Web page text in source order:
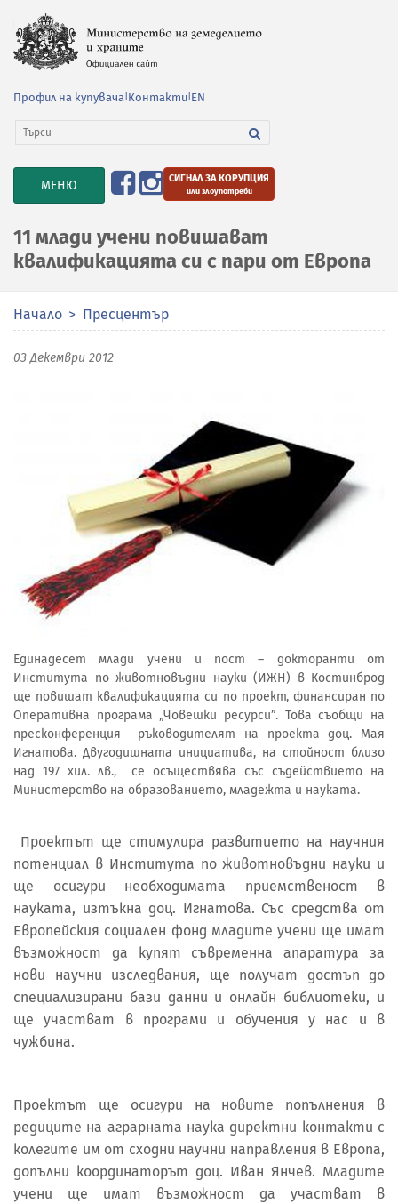
Профил на купувача Контакти EN
TOGGLE
NAVIGATION
МЕНЮ СИГНАЛ ЗА КОРУПЦИЯ
или злоупотреби
11 млади учени повишават
квалификацията си с пари от Европа
Начало Пресцентър
03 Декември 2012
Единадесет млади учени и пост – докторанти от
Института по животновъдни науки (ИЖН) в Костинброд
ще повишат квалификацията си по проект, финансиран по
Оперативна програма „Човешки ресурси”. Това съобщи на
пресконференция ръководителят на проекта доц. Мая
Игнатова. Двугодишната инициатива, на стойност близо
над 197 хил. лв., се осъществява със съдействието на
Министерство на образованието, младежта и науката.
Проектът ще стимулира развитието на научния
потенциал в Института по животновъдни науки и
ще осигури необходимата приемственост в
науката, изтъкна доц. Игнатова. Със средства от
Европейския социален фонд младите учени ще имат
възможност да купят съвременна апаратура за
нови научни изследвания, ще получат достъп до
специализирани бази данни и онлайн библиотеки, и
ще участват в програми и обучения у нас и в
чужбина.
Проектът ще осигури на новите попълнения в
редиците на аграрната наука директни контакти с
колегите им от сходни научни направления в Европа,
допълни координаторът доц. Иван Янчев. Младите
учени ще имат възможност да участват в